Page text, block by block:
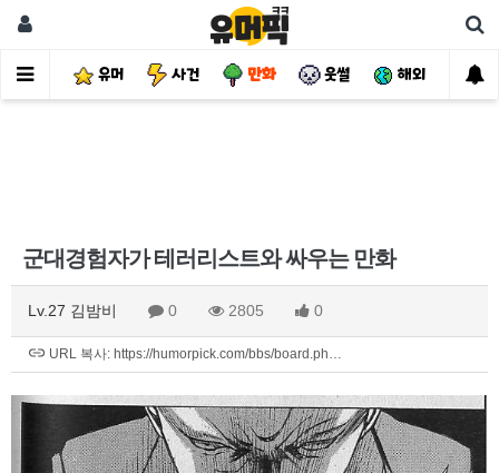
유머 사건 만화 웃썰 해외 핫
군대경험자가 테러리스트와 싸우는 만화
Lv.27 김밤비 0 2805 0
URL 복사: https://humorpick.com/bbs/board.ph…